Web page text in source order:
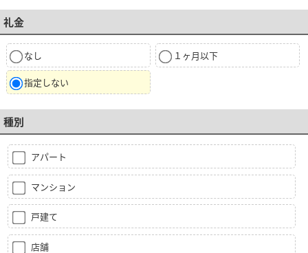
礼金
なし １ヶ月以下
指定しない
種別
アパート
マンション
戸建て
店舗